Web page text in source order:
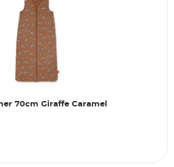
70cm Giraffe Caramel